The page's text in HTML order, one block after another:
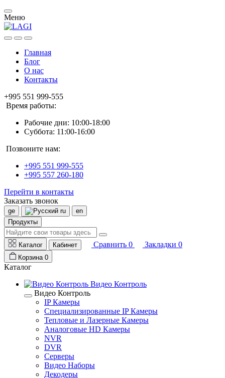
Меню
Главная
Блог
О нас
Контакты
+995 551 999-555
Время работы:
Рабочие дни: 10:00-18:00
Суббота: 11:00-16:00
Позвоните нам:
+995 551 999-555
+995 557 260-180
Перейти в контакты
Заказать звонок
ge ru
en
Продукты
Каталог Кабинет Сравнить 0 Закладки 0
Корзина 0
Каталог
Видео Контроль
Видео Контроль
IP Камеры
Специализированные IP Камеры
Тепловые и Лазерные Камеры
Аналоговые HD Камеры
NVR
DVR
Серверы
Видео Наборы
Декодеры